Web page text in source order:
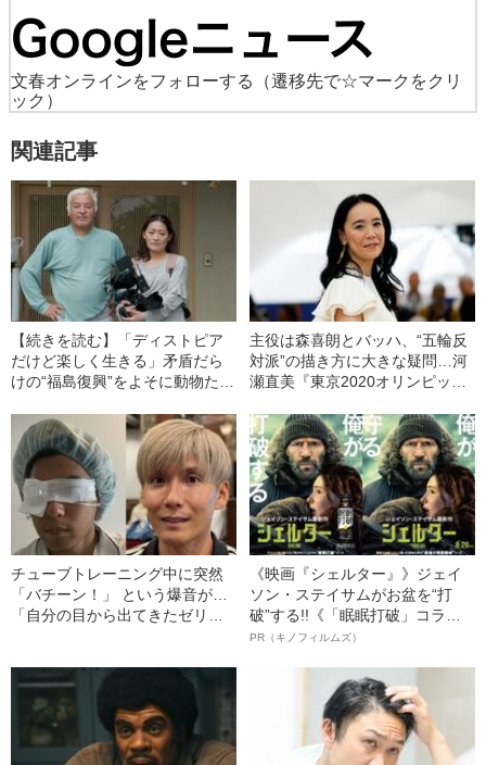
文春オンラインをフォローする
（遷移先で☆マークをクリ
ック）
関連記事
【続きを読む】「ディストピア
だけど楽しく生きる」矛盾だら
けの“福島復興”をよそに動物たち
年間
主役は森喜朗とバッハ、“五輪反
対派”の描き方に大きな疑問…河
瀬直美『東京2020オリンピッ
チューブトレーニング中に突然
「バチーン！」 という爆音が…
「自分の目から出てきたゼリー
レーした“サッカー選手”が視覚障
害を負った“恐怖の瞬間”を明かす
《映画『シェルター』》ジェイ
ソン・ステイサムがお盆を“打
破”する!!《「眠眠打破」コラ
ボ》
PR（キノフィルムズ）